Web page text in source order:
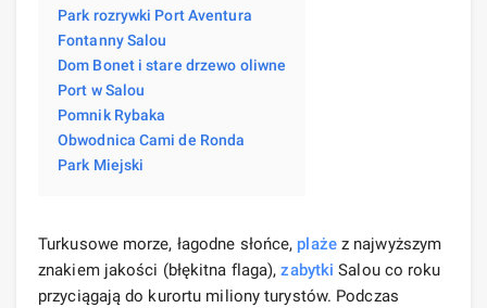
Park rozrywki Port Aventura
Fontanny Salou
Dom Bonet i stare drzewo oliwne
Port w Salou
Pomnik Rybaka
Obwodnica Cami de Ronda
Park Miejski
Turkusowe morze, łagodne słońce, plażez najwyższym
znakiem jakości (błękitna flaga),zabytki Salou co roku
przyciągają do kurortu miliony turystów. Podczas